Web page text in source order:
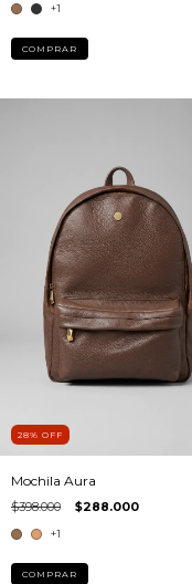
+1
COMPRAR
28% OFF
Mochila Aura
$398.000 $288.000
+1
COMPRAR